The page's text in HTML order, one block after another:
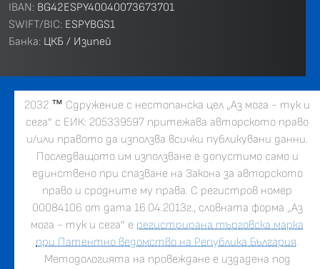
IBAN: BG42ESPY40040073673701
SWIFT/BIC: ESPYBGS1
Банка: ЦКБ / Изипей
2032 ™ Сдружение с нестопанска цел „Аз мога - тук и
сега” с ЕИК: 205339597 притежава авторското право
и/или правото да използва всички публикувани данни.
Последващото им използване е допустимо само и
единствено при спазване на Закона за авторското
право и сродните му права. С регистров номер
00084106 от дата 16.04.2013г., словната форма „Аз
мога - тук и сега” е регистрирана търговска марка
при Патентно ведомство на Република България.
Методологията на провеждане е издадена под